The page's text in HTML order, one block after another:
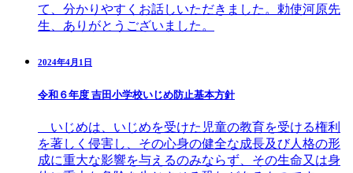
て、分かりやすくお話しいただきました。勅使河原先
生、ありがとうございました。
2024年4月1日
令和６年度 吉田小学校いじめ防止基本方針
いじめは、いじめを受けた児童の教育を受ける権利
を著しく侵害し、その心身の健全な成長及び人格の形
成に重大な影響を与えるのみならず、その生命又は身